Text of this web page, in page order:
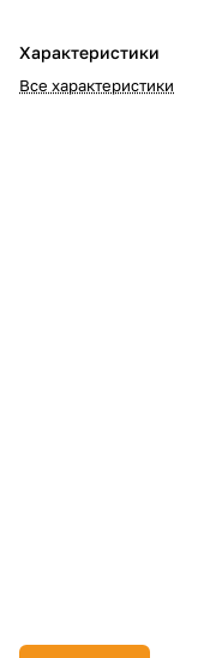
Характеристики
Все характеристики
в корзину
% картой